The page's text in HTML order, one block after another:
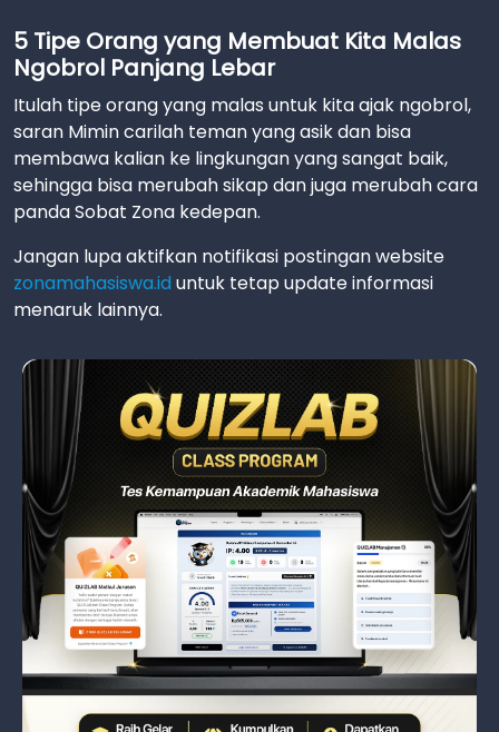
5 Tipe Orang yang Membuat Kita Malas
Ngobrol Panjang Lebar
Itulah tipe orang yang malas untuk kita ajak ngobrol,
saran Mimin carilah teman yang asik dan bisa
membawa kalian ke lingkungan yang sangat baik,
sehingga bisa merubah sikap dan juga merubah cara
panda Sobat Zona kedepan.
Jangan lupa aktifkan notifikasi postingan website
zonamahasiswa.id untuk tetap update informasi
menaruk lainnya.